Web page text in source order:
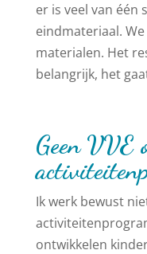
er is veel van één
eindmateriaal.
materialen. Het
belangrijk, het
Geen VVE
Ik werk bewust
ontwikkelen